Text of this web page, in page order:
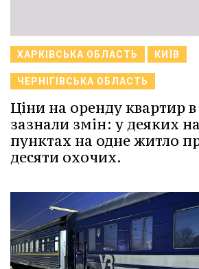
ХАРКІВСЬКА ОБЛАСТЬ КИЇВ
ЧЕРНІГІВСЬКА ОБЛАСТЬ
Ціни на оренду квартир в
зазнали змін: у деяких
пунктах на одне житло
десяти охочих.